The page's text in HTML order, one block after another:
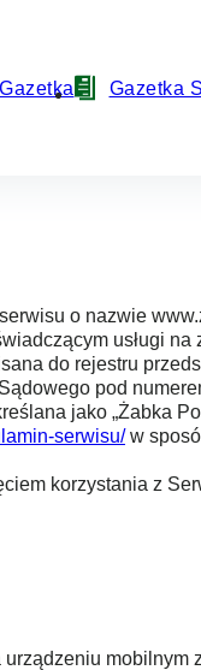
Gazetka Gazetka
o nazwie
usługi
do rejestru
pod
jako „Żabka
serwisu/w
korzystania z